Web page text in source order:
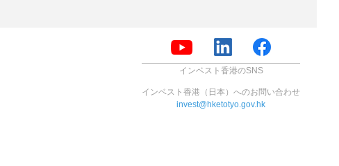
インベスト香港のSNS
インベスト香港（日本）へのお問い合わせ
invest@hketotyo.gov.hk